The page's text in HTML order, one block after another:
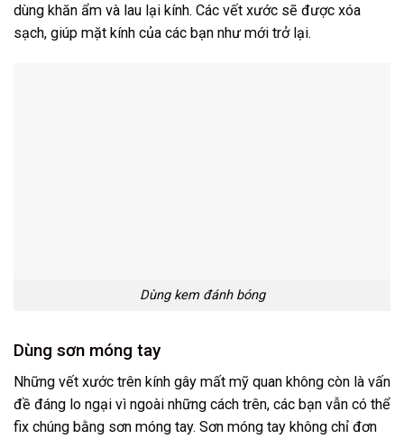
dùng khăn ẩm và lau lại kính. Các vết xước sẽ được xóa
sạch, giúp mặt kính của các bạn như mới trở lại.
Dùng kem đánh bóng
Dùng sơn móng tay
Những vết xước trên kính gây mất mỹ quan không còn là vấn
đề đáng lo ngại vì ngoài những cách trên, các bạn vẫn có thể
fix chúng bằng sơn móng tay. Sơn móng tay không chỉ đơn